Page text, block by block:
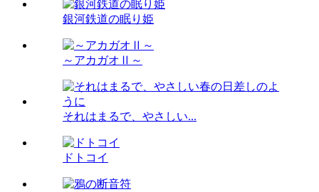
銀河鉄道の眠り姫
～アカガオⅡ～
それはまるで、やさしい...
ドトコイ